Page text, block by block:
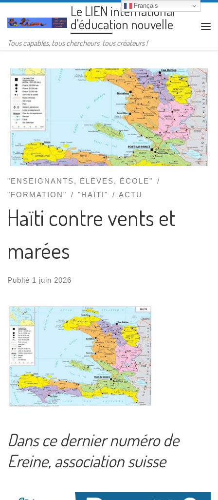
Passer au contenuLe LIEN international
d'éducation nouvelle
Tous capables, tous chercheurs, tous créateurs !
"ENSEIGNANTS, ÉLÈVES, ÉCOLE"
"FORMATION"
"HAÏTI" ACTU
Haïti contre vents et
marées
Publié 1 juin 2026
Dans ce dernier numéro de
Ereine, association suisse
Français